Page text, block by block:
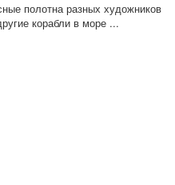
полотна разных художников
корабли в море ...